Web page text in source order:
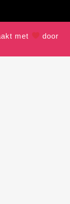
met
door